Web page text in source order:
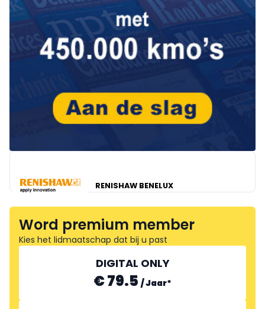
RENISHAW BENELUX
Word premium member
Kies het lidmaatschap dat bij u past
DIGITAL ONLY
€ 79.5 /Jaar*